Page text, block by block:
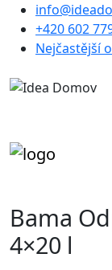
+420 602
Nejčastější
Bama
4×20 l